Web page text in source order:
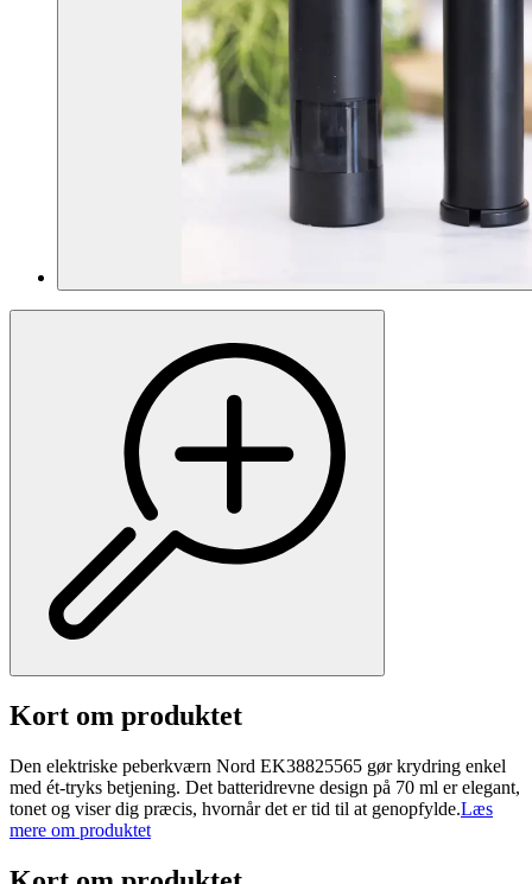
Kort om produktet
Den elektriske peberkværn Nord EK38825565 gør krydring enkel
med ét-tryks betjening. Det batteridrevne design på 70 ml er elegant,
tonet og viser dig præcis, hvornår det er tid til at genopfylde.Læs
mere om produktet